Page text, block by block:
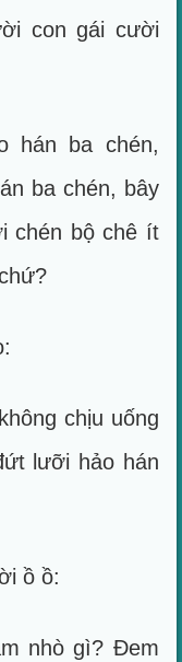
con gái cười
hán ba chén,
ba chén, bây
chén bộ chê ít
chịu uống
lưỡi hảo hán
ồ ồ:
nhò gì? Đem